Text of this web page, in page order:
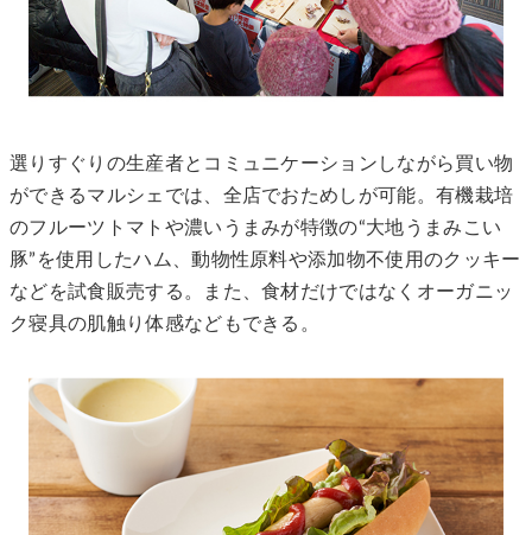
選りすぐりの生産者とコミュニケーションしながら買い物
ができるマルシェでは、全店でおためしが可能。有機栽培
のフルーツトマトや濃いうまみが特徴の“大地うまみこい
豚”を使用したハム、動物性原料や添加物不使用のクッキー
などを試食販売する。また、食材だけではなくオーガニッ
ク寝具の肌触り体感などもできる。